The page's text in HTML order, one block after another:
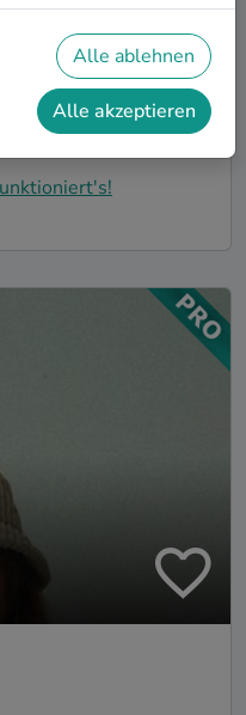
Weise zu feiern. Ob
der ganzen
findest Du tolle
Deiner 50.
passen.
Alle ablehnen
Alle akzeptieren